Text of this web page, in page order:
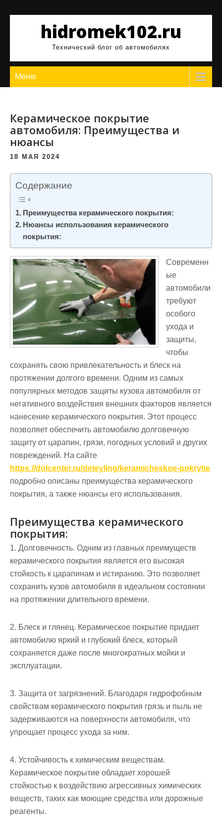
содержимомуhidromek102.ru
Технический блог об автомобилях
Меню
Керамическое покрытие
автомобиля: Преимущества и
нюансы
18 МАЯ 2024
Содержание
Преимущества керамического покрытия:
Нюансы использования керамического
покрытия:
Современн
ые
автомобили
требуют
особого
ухода и
защиты,
чтобы
сохранять свою привлекательность и блеск на
протяжении долгого времени. Одним из самых
популярных методов защиты кузова автомобиля от
негативного воздействия внешних факторов является
нанесение керамического покрытия. Этот процесс
позволяет обеспечить автомобилю долговечную
защиту от царапин, грязи, погодных условий и других
повреждений. На сайте
https://dolcenter.ru/deteyling/keramicheskoe-pokrytie
подробно описаны преимущества керамического
покрытия, а также нюансы его использования.
Преимущества керамического
покрытия:
1. Долговечность. Одним из главных преимуществ
керамического покрытия является его высокая
стойкость к царапинам и истиранию. Это позволяет
сохранить кузов автомобиля в идеальном состоянии
на протяжении длительного времени.
2. Блеск и глянец. Керамическое покрытие придает
автомобилю яркий и глубокий блеск, который
сохраняется даже после многократных мойки и
эксплуатации.
3. Защита от загрязнений. Благодаря гидрофобным
свойствам керамического покрытия грязь и пыль не
задерживаются на поверхности автомобиля, что
упрощает процесс ухода за ним.
4. Устойчивость к химическим веществам.
Керамическое покрытие обладает хорошей
стойкостью к воздействию агрессивных химических
веществ, таких как моющие средства или дорожные
реагенты.